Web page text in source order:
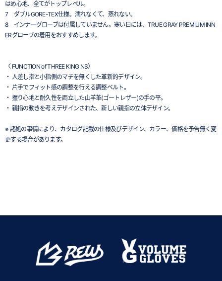
はめ心地、全てがトップレベル。
7 ダブルGORE-TEX仕様。濡れなくて、蒸れない。
8 インナーグローブは付属していません。寒い日には、TRUE GRAY PREMIUM INN
ERグローブの着用をおすすめします。
〈 FUNCTION of THREE KING NS〉
・ 人差し指と小指側のマチを無くした革新的デザイン。
・ 片手でフィット感の調整を行える調整ベルト。
・ 握り心地と耐久性を両立した山羊革(ゴートレザー)の手の平。
・ 親指の動きを考えデザインされた、新しい親指の立体デザイン。
※ 諸処の事情により、カタログ記載の仕様及びデザイン、カラー、価格を予告無く変
更する場合があります。